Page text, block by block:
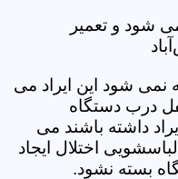
شود و تعمیر
شود این ایراد می
درب دستگاه
داشته باشند می
اختلال ایجاد
بسته نشود.